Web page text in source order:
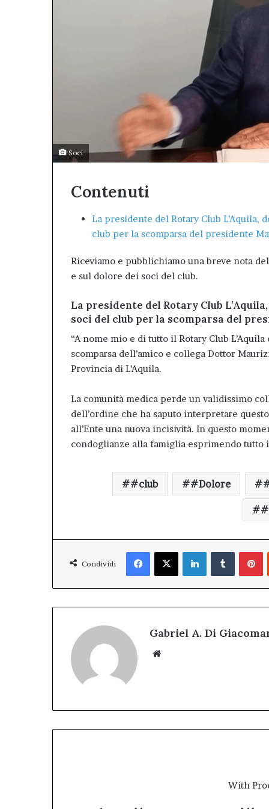
Soci
Contenuti
La presidente del Rotary Club L’Aquila,
club per la scomparsa del presidente
Riceviamo e pubblichiamo una breve nota
e sul dolore dei soci del club.
La presidente del Rotary Club
soci del club per la scomparsa del
“A nome mio e di tutto il Rotary Club
scomparsa dell’amico e collega Dottor
Provincia di L’Aquila.
La comunità medica perde un validissimo
dell’ordine che ha saputo interpretare
all’Ente una nuova incisività. In questo
condoglianze alla famiglia esprimendo
#club #Dolore
Condividi
Facebook
X LinkedInTumblr
Gabriel A. Di
With
bilancio
positivo,
responsabile,
conferma
il
valore
dell’Afm
come
patrimonio
pubblico
della
città.”.